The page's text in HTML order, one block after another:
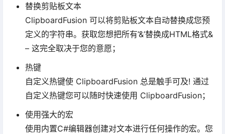
替换剪贴板文本
ClipboardFusion 可以将剪贴板文本自动替换成您预
定义的字符串。获取您想把所有’&’替换成HTML格式&
– 这完全取决于您的意愿；
热键
自定义热键使 ClipboardFusion 总是触手可及! 通过
自定义热键您可以随时快速使用 ClipboardFusion；
使用强大的宏
使用内置C#编辑器创建对文本进行任何操作的宏。您